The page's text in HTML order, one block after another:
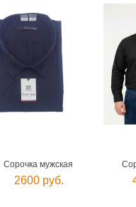
Сорочка мужская
2600 руб.